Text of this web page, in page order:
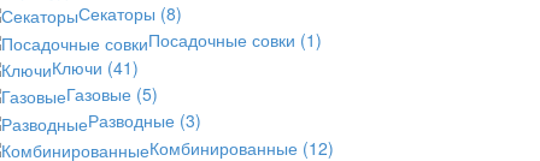
Секаторы (8)
Посадочные совки (1)
Ключи (41)
Газовые (5)
Разводные (3)
Комбинированные (12)